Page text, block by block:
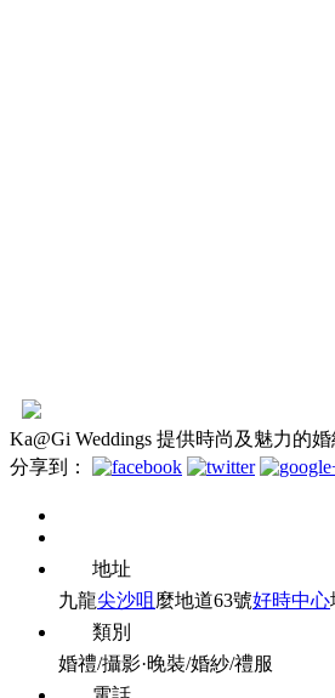
Ka@Gi Weddings 提供時尚及魅力的
分享到：
地址
九龍尖沙咀 麼地道63號好時中心
類別
婚禮/攝影·晚裝/婚紗/禮服